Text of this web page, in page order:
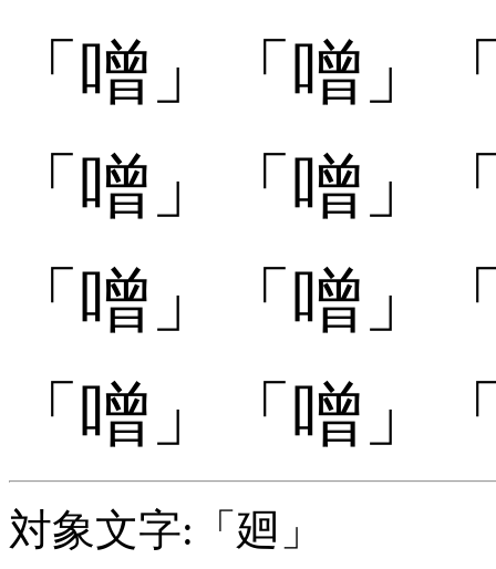
「噌󠄄」 「噌󠄄」
「噌󠄅」 「噌󠄅」
「噌󠄆」 「噌󠄆」
「噌󠄇」 「噌󠄇」
対象文字:「廻」